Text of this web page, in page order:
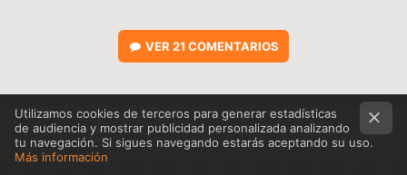
VER21 COMENTARIOS
Utilizamos cookies de terceros para generar estadísticas
de audiencia y mostrar publicidad personalizada analizando
tu navegación. Si sigues navegando estarás aceptando su uso.
Más información